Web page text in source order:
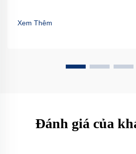
Xem Thêm
Đánh giá của